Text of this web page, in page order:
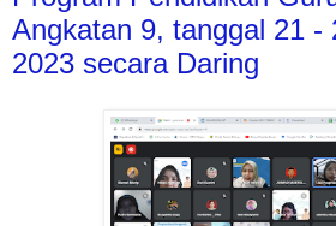
Angkatan 9, tanggal 21 -
2023 secara Daring